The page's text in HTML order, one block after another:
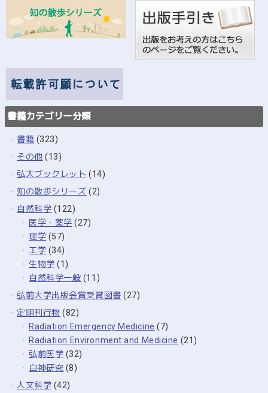
書籍カテゴリー分類
書籍 (323)
その他 (13)
弘大ブックレット (14)
知の散歩シリーズ (2)
自然科学 (122)
医学・薬学 (27)
理学 (57)
工学 (34)
生物学 (1)
自然科学一般 (11)
弘前大学出版会賞受賞図書 (27)
定期刊行物 (82)
Radiation Emergency Medicine (7)
Radiation Environment and Medicine (21)
弘前医学 (32)
白神研究 (8)
人文科学 (42)